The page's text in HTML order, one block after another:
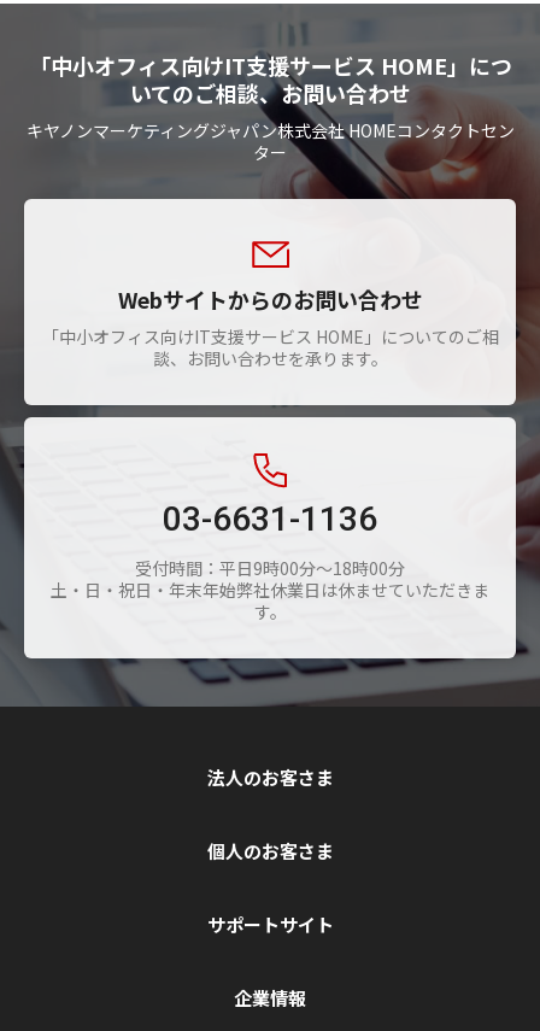
「中小オフィス向けIT支援サービス HOME」につ
いてのご相談、お問い合わせ
キヤノンマーケティングジャパン株式会社 HOMEコンタクトセン
ター
Webサイトからのお問い合わせ
「中小オフィス向けIT支援サービス HOME」についてのご相
談、お問い合わせを承ります。
03-6631-1136
受付時間：平日9時00分～18時00分
土・日・祝日・年末年始弊社休業日は休ませていただきま
す。
法人のお客さま
個人のお客さま
サポートサイト
企業情報